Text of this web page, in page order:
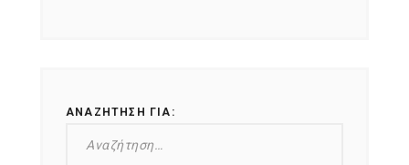
ΑΝΑΖΉΤΗΣΗ ΓΙΑ: